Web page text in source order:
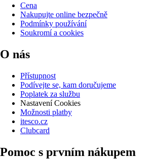
Cena
Nakupujte online bezpečně
Podmínky používání
Soukromí a cookies
O nás
Přístupnost
Podívejte se, kam doručujeme
Poplatek za službu
Nastavení Cookies
Možnosti platby
itesco.cz
Clubcard
Pomoc s prvním nákupem